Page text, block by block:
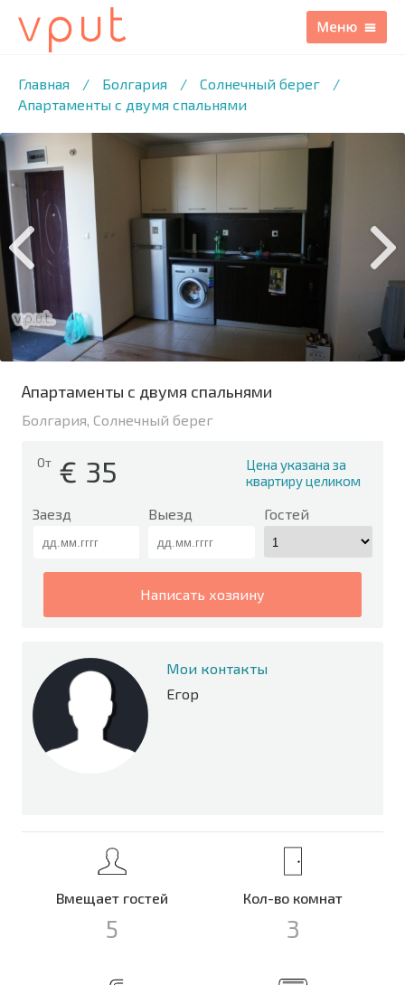
Главная / Болгария / Солнечный берег
/
Апартаменты с двумя спальнями
/16 ФОТО
Апартаменты с двумя спальнями
Болгария, Солнечный берег
От € 35
Цена указана за
квартиру целиком
Заезд Выезд Гостей
написать хозяину
Мои контакты
Егор
Вмещает гостей
5
Кол-во комнат
3